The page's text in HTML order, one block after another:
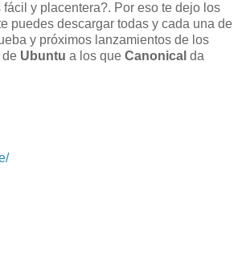
fácil y placentera?. Por eso te dejo los
puedes descargar todas y cada una de
y próximos lanzamientos de los
de Ubuntu a los que Canonical da